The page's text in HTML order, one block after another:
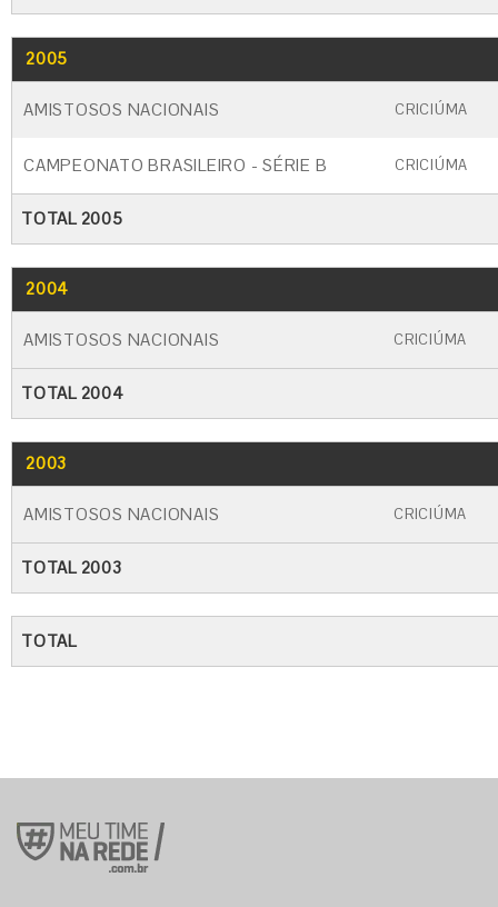
2005
AMISTOSOS NACIONAIS CRICIÚMA
CAMPEONATO BRASILEIRO - SÉRIE B CRICIÚMA
TOTAL 2005
2004
AMISTOSOS NACIONAIS CRICIÚMA
TOTAL 2004
2003
AMISTOSOS NACIONAIS CRICIÚMA
TOTAL 2003
TOTAL